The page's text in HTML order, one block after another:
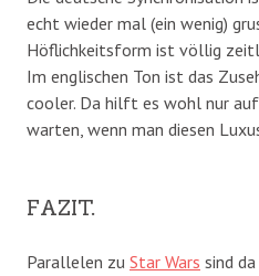
echt wieder mal (ein wenig)
Höflichkeitsform ist völlig
Im englischen Ton ist das
cooler. Da hilft es wohl nur
warten, wenn man diesen
FAZIT.
Parallelen zu Star Wars sind